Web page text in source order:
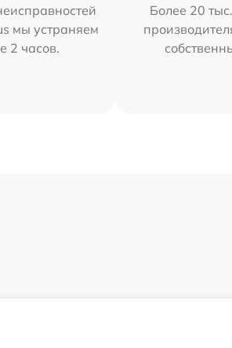
мы устраняем
2 часов.
Более 20